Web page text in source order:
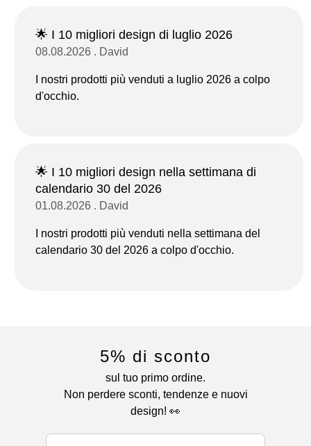
🌟 I 10 migliori design di luglio 2026
08.08.2026 . David
I nostri prodotti più venduti a luglio 2026 a colpo
d'occhio.
🌟 I 10 migliori design nella settimana di
calendario 30 del 2026
01.08.2026 . David
I nostri prodotti più venduti nella settimana del
calendario 30 del 2026 a colpo d'occhio.
5% di sconto
sul tuo primo ordine.
Non perdere sconti, tendenze e nuovi
design! 👀